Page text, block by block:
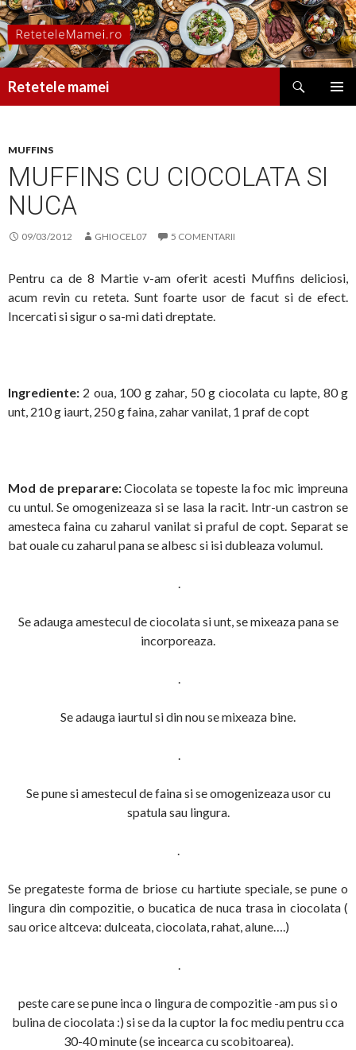
Retetele mamei
MUFFINS
MUFFINS CU CIOCOLATA SI
NUCA
09/03/2012 GHIOCEL07 5 COMENTARII
Pentru ca de 8 Martie v-am oferit acesti Muffins deliciosi,
acum revin cu reteta. Sunt foarte usor de facut si de efect.
Incercati si sigur o sa-mi dati dreptate.
Ingrediente: 2 oua, 100 g zahar, 50 g ciocolata cu lapte, 80 g
unt, 210 g iaurt, 250 g faina, zahar vanilat, 1 praf de copt
Mod de preparare:Ciocolata se topeste la foc mic impreuna
cu untul. Se omogenizeaza si se lasa la racit. Intr-un castron se
amesteca faina cu zaharul vanilat si praful de copt. Separat se
bat ouale cu zaharul pana se albesc si isi dubleaza volumul.
.
Se adauga amestecul de ciocolata si unt, se mixeaza pana se
incorporeaza.
.
Se adauga iaurtul si din nou se mixeaza bine.
.
Se pune si amestecul de faina si se omogenizeaza usor cu
spatula sau lingura.
.
Se pregateste forma de briose cu hartiute speciale, se pune o
lingura din compozitie, o bucatica de nuca trasa in ciocolata (
sau orice altceva: dulceata, ciocolata, rahat, alune….)
.
peste care se pune inca o lingura de compozitie -am pus si o
bulina de ciocolata :) si se da la cuptor la foc mediu pentru cca
30-40 minute (se incearca cu scobitoarea).